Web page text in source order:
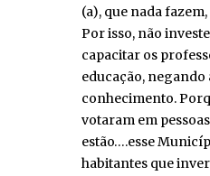
(a), que nada
Por isso, não
capacitar os
educação, negando
conhecimento.
votaram em
estão….esse
habitantes que